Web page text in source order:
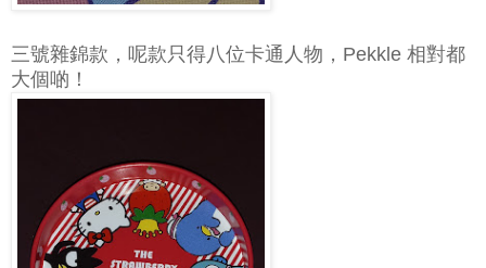
三號雜錦款，呢款只得八位卡通人物，Pekkle 相對都
大個啲！